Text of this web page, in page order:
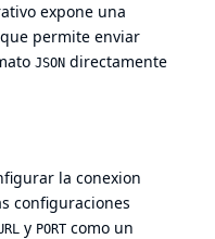
expone una
que permite enviar
JSON directamente
la conexion
configuraciones
y PORT como un